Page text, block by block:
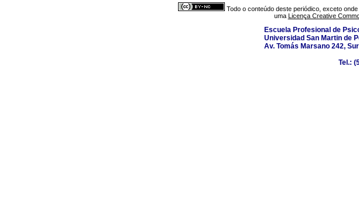
Todo o conteúdo deste periódico, exceto
uma Licença Creative
Escuela Profesional de
Universidad San Martin de
Av. Tomás Marsano 242,
Tel.: